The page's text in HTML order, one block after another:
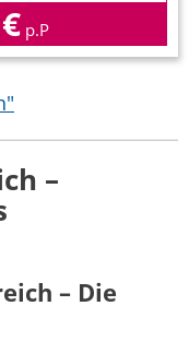
p.P
–
– Die